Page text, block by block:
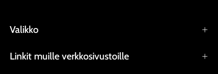
Valikko
Linkit muille verkkosivustoille